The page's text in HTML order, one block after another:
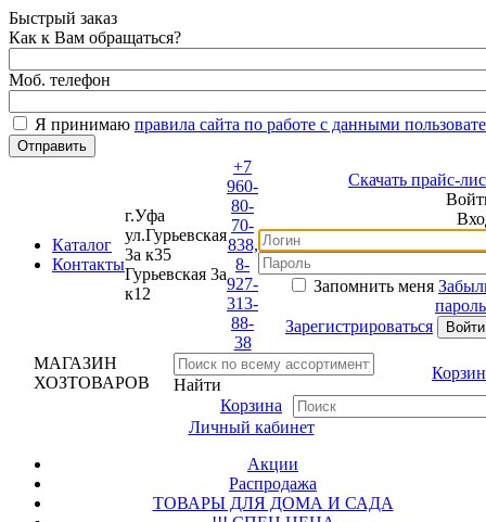
Быстрый заказ
Как к Вам обращаться?
Моб. телефон
Я принимаюправила сайта по работе с данными
Каталог
Контакты
г.Уфа
ул.Гурьевская
3а к35
Гурьевская 3а
к12
+7
960-
80-
70-
838,
8-
927-
313-
88-
38
Скачать прайс-лист
Войти
Вход
Запомнить меня Забыли
пароль?
Зарегистрироваться
МАГАЗИН
ХОЗТОВАРОВ
Найти
Корзина
Корзина
Личный кабинет
Акции
Распродажа
ТОВАРЫ ДЛЯ ДОМА И САДА